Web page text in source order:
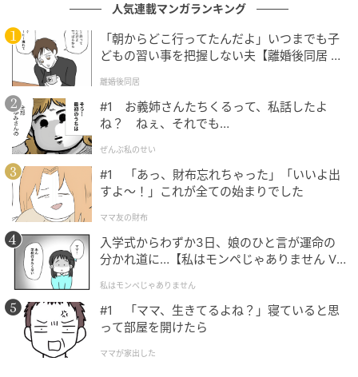
人気連載マンガランキング
「朝からどこ行ってたんだよ」いつまでも子
どもの習い事を把握しない夫【離婚後同居 Vo
離婚後同居
#1 お義姉さんたちくるって、私話したよ
ね？ ねぇ、それでも…
ぜんぶ私のせい
#1 「あっ、財布忘れちゃった」「いいよ出
すよ〜！」これが全ての始まりでした
ママ友の財布
入学式からわずか3日、娘のひと言が運命の
分かれ道に…【私はモンペじゃありません Vo
私はモンペじゃありません
#1 「ママ、生きてるよね？」寝ていると思
って部屋を開けたら
ママが家出した